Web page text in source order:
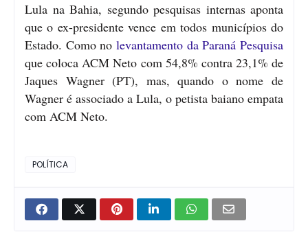
Lula na Bahia, segundo pesquisas internas aponta
que o ex-presidente vence em todos municípios do
Estado. Como no levantamento da Paraná Pesquisa
que coloca ACM Neto com 54,8% contra 23,1% de
Jaques Wagner (PT), mas, quando o nome de
Wagner é associado a Lula, o petista baiano empata
com ACM Neto.
POLÍTICA